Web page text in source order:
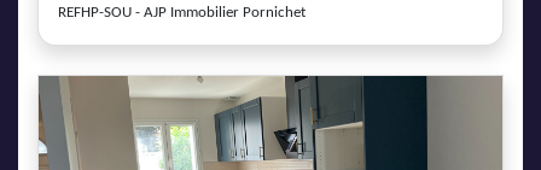
REFHP-SOU - AJP Immobilier Pornichet